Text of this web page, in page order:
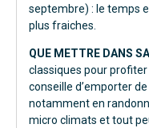
septembre) : le temps
plus fraiches.
QUE METTRE DANS
classiques pour profiter
conseille d’emporter
notamment en
micro climats et tout